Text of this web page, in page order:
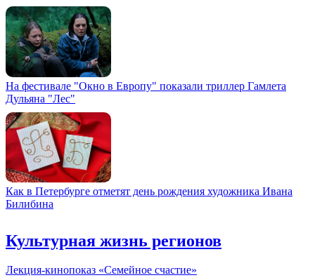
На фестивале "Окно в Европу" показали триллер Гамлета
Дульяна "Лес"
Как в Петербурге отметят день рождения художника Ивана
Билибина
Культурная жизнь регионов
Лекция-кинопоказ «Семейное счастие»